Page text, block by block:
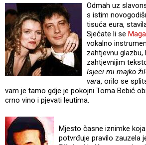
Odmah uz
s istim
tisuća eura,
Sjećate li se
vokalno
zahtjevnu
zahtjevnijim
Isjeci mi majko
vara, orilo se
vam je tamo gdje je pokojni Toma Bebić
crno vino i pjevati leutima.
Mjesto časne iznimke koja
potvrđuje pravilo zauzela